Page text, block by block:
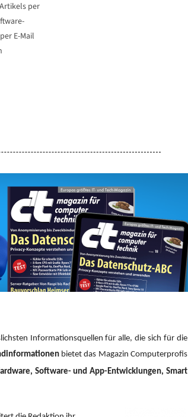
per
E-Mail
Informationsquellen für alle, die sich für die
bietet das Magazin Computerprofis
Software- und App-Entwicklungen, Smart